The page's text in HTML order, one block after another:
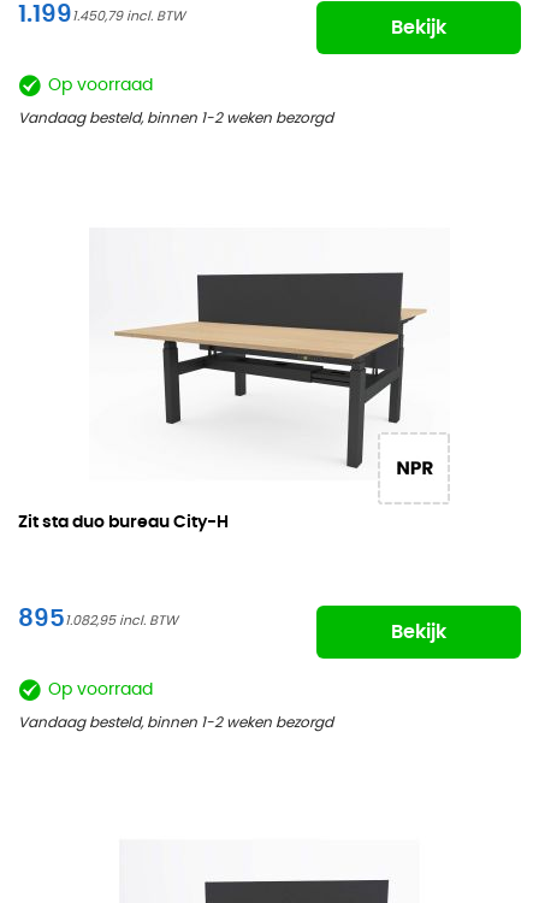
1.1991.450,79
Bekijk
Op voorraad
Vandaag besteld, binnen 1-2 weken bezorgd
Zit sta duo bureau City-H
8951.082,95
Bekijk
Op voorraad
Vandaag besteld, binnen 1-2 weken bezorgd